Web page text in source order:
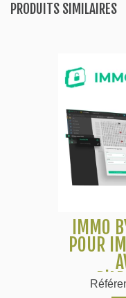
PRODUITS SIMILAIRES
IMMO
POUR